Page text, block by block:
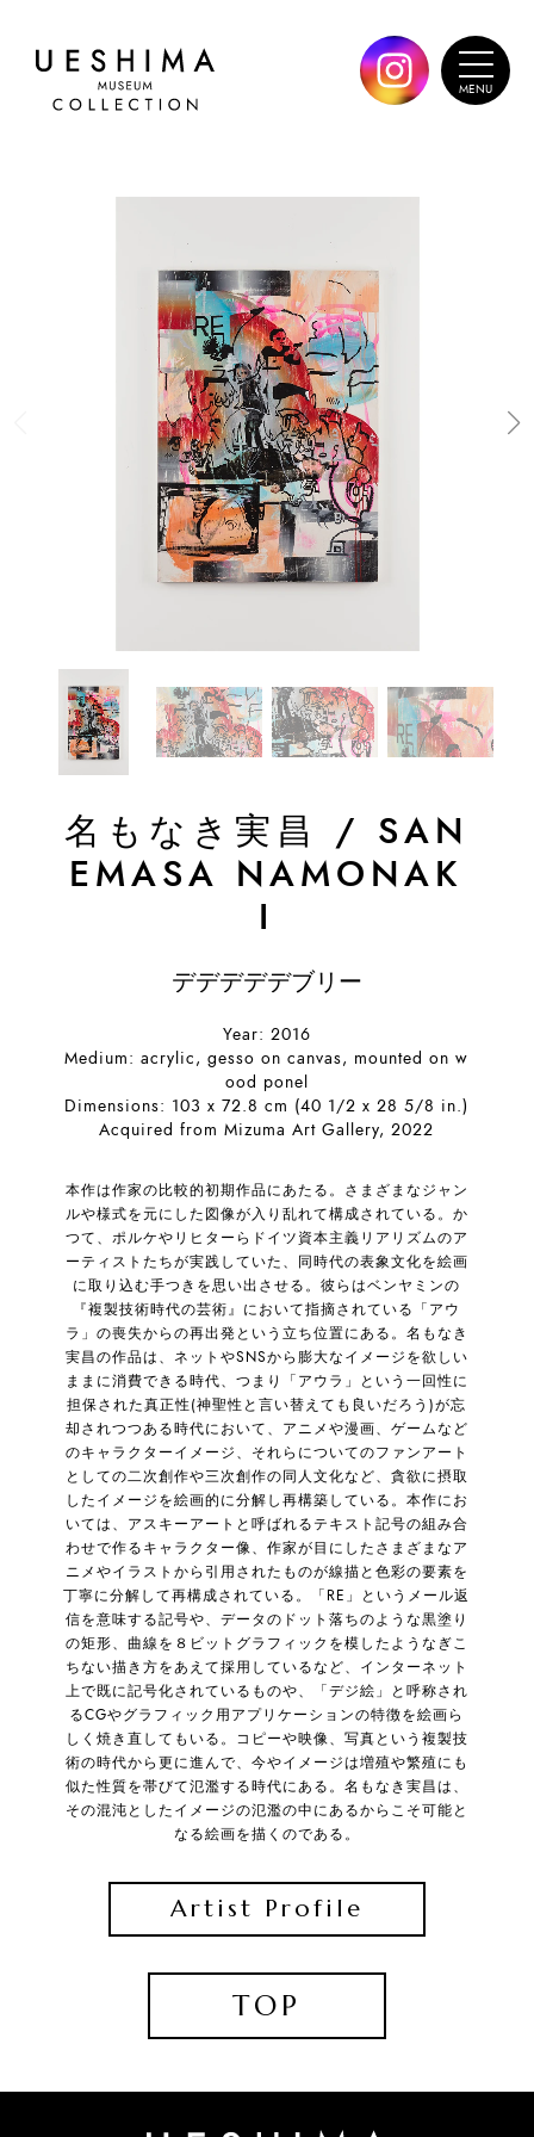
名もなき実昌 / SAN
EMASA NAMONAK
デデデデデブリー
Year: 2016
Medium: acrylic, gesso on canvas, mounted on w
ood ponel
Dimensions: 103 x 72.8 cm (40 1/2 x 28 5/8 in.)
Acquired from Mizuma Art Gallery, 2022
本作は作家の比較的初期作品にあたる。さまざまなジャン
ルや様式を元にした図像が入り乱れて構成されている。か
つて、ポルケやリヒターらドイツ資本主義リアリズムのア
ーティストたちが実践していた、同時代の表象文化を絵画
に取り込む手つきを思い出させる。彼らはベンヤミンの
『複製技術時代の芸術』において指摘されている「アウ
ラ」の喪失からの再出発という立ち位置にある。名もなき
実昌の作品は、ネットやSNSから膨大なイメージを欲しい
ままに消費できる時代、つまり「アウラ」という一回性に
担保された真正性(神聖性と言い替えても良いだろう)が忘
却されつつある時代において、アニメや漫画、ゲームなど
のキャラクターイメージ、それらについてのファンアート
としての二次創作や三次創作の同人文化など、貪欲に摂取
したイメージを絵画的に分解し再構築している。本作にお
いては、アスキーアートと呼ばれるテキスト記号の組み合
わせで作るキャラクター像、作家が目にしたさまざまなア
ニメやイラストから引用されたものが線描と色彩の要素を
丁寧に分解して再構成されている。「RE」というメール返
信を意味する記号や、データのドット落ちのような黒塗り
の矩形、曲線を８ビットグラフィックを模したようなぎこ
ちない描き方をあえて採用しているなど、インターネット
上で既に記号化されているものや、「デジ絵」と呼称され
るCGやグラフィック用アプリケーションの特徴を絵画ら
しく焼き直してもいる。コピーや映像、写真という複製技
術の時代から更に進んで、今やイメージは増殖や繁殖にも
似た性質を帯びて氾濫する時代にある。名もなき実昌は、
その混沌としたイメージの氾濫の中にあるからこそ可能と
なる絵画を描くのである。
Artist Profile
TOP